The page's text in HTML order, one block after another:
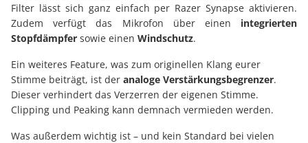
Filter lässt sich ganz einfach per Razer Synapse aktivieren.
Zudem verfügt das Mikrofon über einen integrierten
Stopfdämpfer sowie einen Windschutz.
Ein weiteres Feature, was zum originellen Klang eurer
Stimme beiträgt, ist der analoge Verstärkungsbegrenzer.
Dieser verhindert das Verzerren der eigenen Stimme.
Clipping und Peaking kann demnach vermieden werden.
Was außerdem wichtig ist – und kein Standard bei vielen